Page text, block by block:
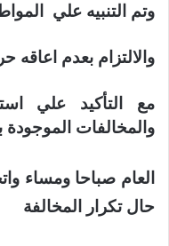
وتم التنبيه علي
والالتزام بعدم اعاقه
مع التأكيد علي
والمخالفات الموجودة
العام صباحا ومساء
حال تكرار المخالفة